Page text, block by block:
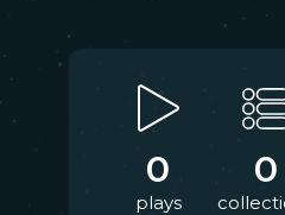
0
plays
0